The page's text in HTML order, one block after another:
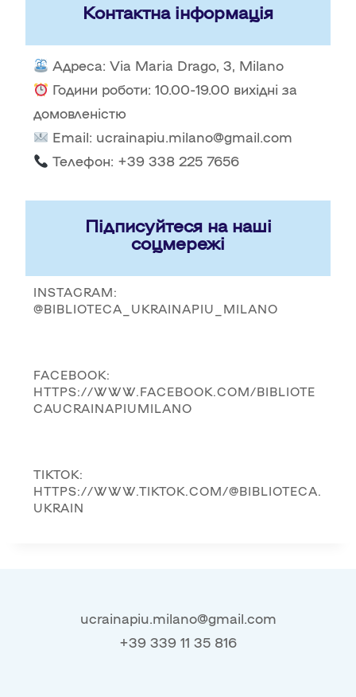
Контактна інформація
Адреса: Via Maria Drago, 3, Milano
Години роботи: 10.00-19.00 вихідні за
домовленістю
Email: ucrainapiu.milano@gmail.com
Телефон: +39 338 225 7656
Підписуйтеся на наші
соцмережі
INSTAGRAM:
@BIBLIOTECA_UKRAINAPIU_MILANO
FACEBOOK:
HTTPS://WWW.FACEBOOK.COM/BIBLIOTE
CAUCRAINAPIUMILANO
TIKTOK:
HTTPS://WWW.TIKTOK.COM/@BIBLIOTECA.
UKRAIN
ucrainapiu.milano@gmail.com
+39 339 11 35 816